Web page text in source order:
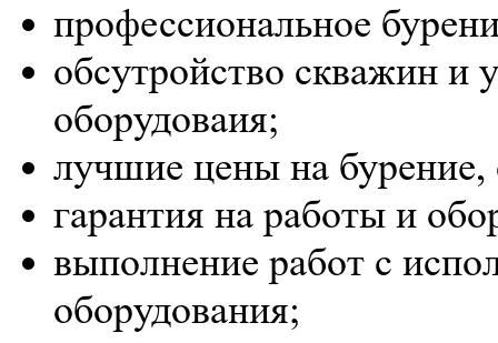
профессиональное
обсутройство скважин и
оборудоваия;
лучшие цены на бурение,
гарантия на работы и
выполнение работ с
оборудования;